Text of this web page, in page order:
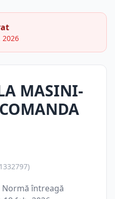
MASINI-
Normă întreagă